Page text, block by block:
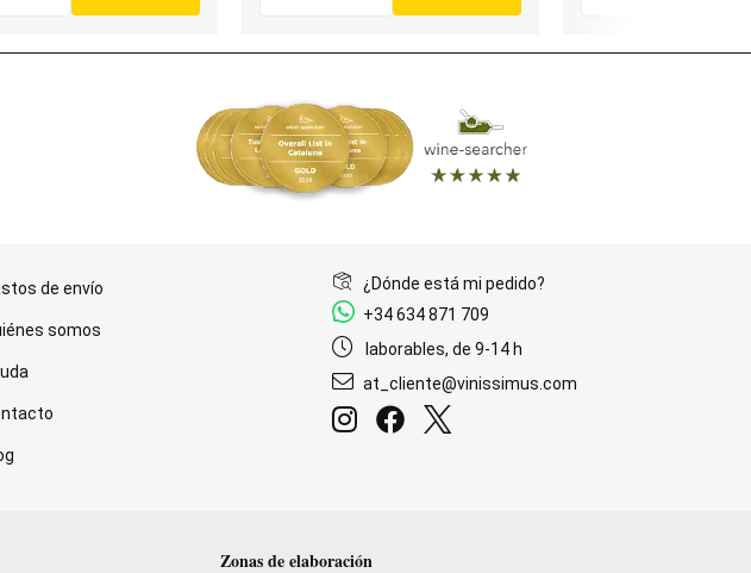
de envío
somos
¿Dónde está mi pedido?
+34 634 871 709
laborables, de 9-14 h
at_cliente@vinissimus.com
Zonas de elaboración